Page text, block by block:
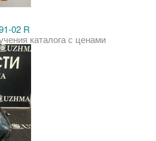
02 R
каталога с ценами